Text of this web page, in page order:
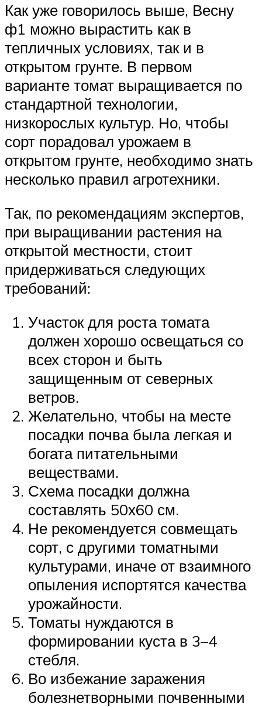
Как уже говорилось выше, Весну
ф1 можно вырастить как в
тепличных условиях, так и в
открытом грунте. В первом
варианте томат выращивается по
стандартной технологии,
низкорослых культур. Но, чтобы
сорт порадовал урожаем в
открытом грунте, необходимо знать
несколько правил агротехники.
Так, по рекомендациям экспертов,
при выращивании растения на
открытой местности, стоит
придерживаться следующих
требований:
Участок для роста томата
должен хорошо освещаться со
всех сторон и быть
защищенным от северных
ветров.
Желательно, чтобы на месте
посадки почва была легкая и
богата питательными
веществами.
Схема посадки должна
составлять 50х60 см.
Не рекомендуется совмещать
сорт, с другими томатными
культурами, иначе от взаимного
опыления испортятся качества
урожайности.
Томаты нуждаются в
формировании куста в 3–4
стебля.
Во избежание заражения
болезнетворными почвенными